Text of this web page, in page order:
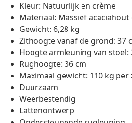
Kleur: Natuurlijk en crème
Materiaal: Massief
Gewicht: 6,28 kg
Zithoogte vanaf de grond: 37
Hoogte armleuning van stoel:
Rughoogte: 36 cm
Maximaal gewicht: 110 kg per
Duurzaam
Weerbestendig
Lattenontwerp